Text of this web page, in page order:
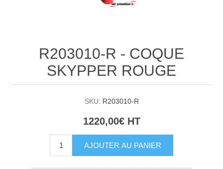
R203010-R - COQUE
SKYPPER ROUGE
SKU: R203010-R
1220,00€ HT
AJOUTER AU PANIER